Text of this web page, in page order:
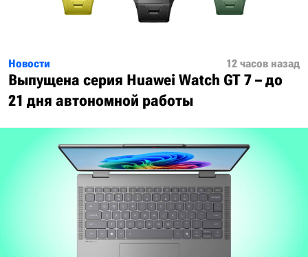
Новости 12 часов назад
Выпущена серия Huawei Watch GT 7 – до
21 дня автономной работы